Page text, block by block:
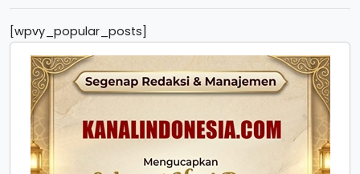
[wpvy_popular_posts]